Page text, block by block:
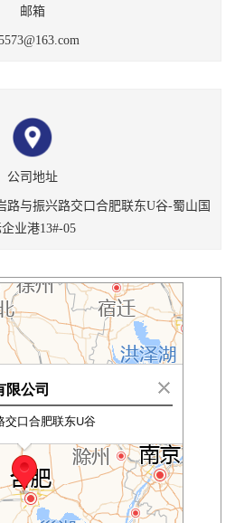
邮箱
公司地址
路与振兴路交口合肥联东U谷-蜀山国
企业港13#-05